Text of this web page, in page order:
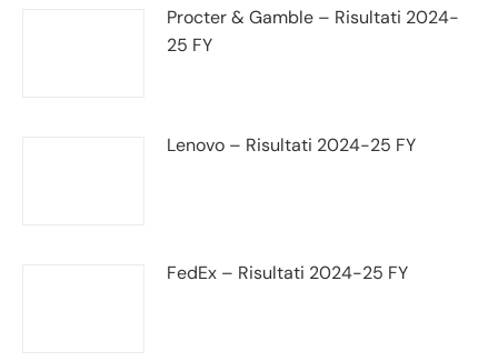
Procter & Gamble – Risultati 2024-
25 FY
Lenovo – Risultati 2024-25 FY
FedEx – Risultati 2024-25 FY